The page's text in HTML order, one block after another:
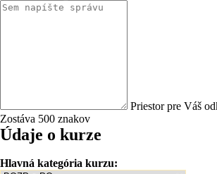
Priestor pre Váš
Zostáva 500 znakov
Údaje o kurze
Hlavná kategória kurzu: